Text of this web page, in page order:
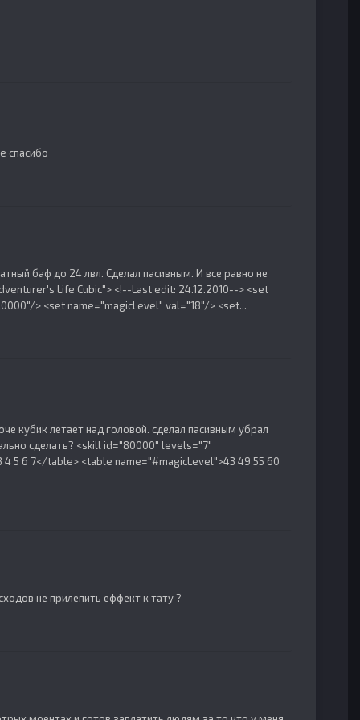
спасибо
баф до 24 лвл. Сделал пасивным. И все равно не
Life Cubic"> <!--Last edit: 24.12.2010--> <set
> <set name="magicLevel" val="18"/> <set...
кубик летает над головой. сделал пасивным убрал
сделать? <skill id="80000" levels="7"
4 5 6 7</table> <table name="#magicLevel">43 49 55 60
не прилепить еффект к тату ?